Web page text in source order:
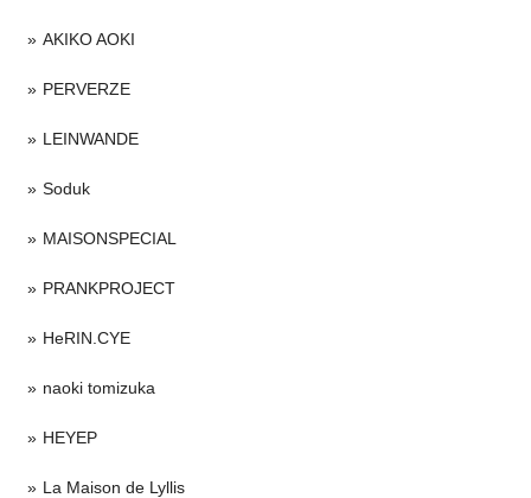
AKIKO AOKI
PERVERZE
LEINWANDE
Soduk
MAISONSPECIAL
PRANKPROJECT
HeRIN.CYE
naoki tomizuka
HEYEP
La Maison de Lyllis